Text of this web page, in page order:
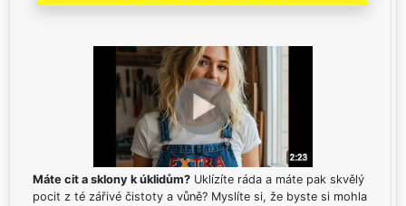
Máte cit a sklony k úklidům? Uklízíte ráda a máte pak skvělý
pocit z té zářivé čistoty a vůně? Myslíte si, že byste si mohla